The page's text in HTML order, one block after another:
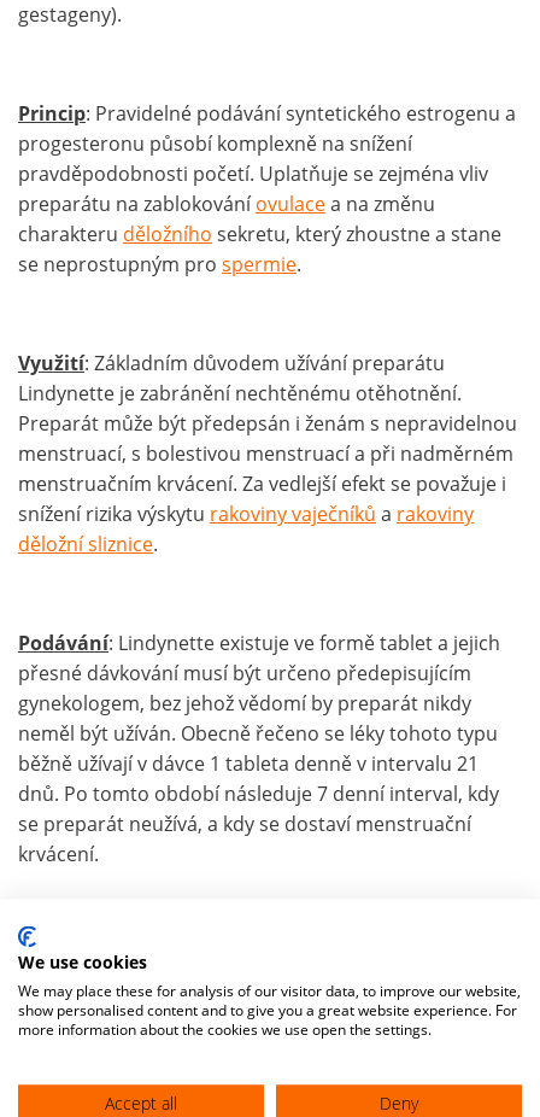
gestageny).
Princip: Pravidelné podávání syntetického estrogenu a
progesteronu působí komplexně na snížení
pravděpodobnosti početí. Uplatňuje se zejména vliv
preparátu na zablokováníovulacea na změnu
charakteru děložního sekretu, který zhoustne a stane
se neprostupným pro spermie.
Využití: Základním důvodem užívání preparátu
Lindynette je zabránění nechtěnému otěhotnění.
Preparát může být předepsán i ženám s nepravidelnou
menstruací, s bolestivou menstruací a při nadměrném
menstruačním krvácení. Za vedlejší efekt se považuje i
snížení rizika výskytu rakoviny vaječníků a rakoviny
děložní sliznice.
Podávání: Lindynette existuje ve formě tablet a jejich
přesné dávkování musí být určeno předepisujícím
gynekologem, bez jehož vědomí by preparát nikdy
neměl být užíván. Obecně řečeno se léky tohoto typu
běžně užívají v dávce 1 tableta denně v intervalu 21
dnů. Po tomto období následuje 7 denní interval, kdy
se preparát neužívá, a kdy se dostaví menstruační
krvácení.
Nevýhody: Hormonální antikoncepce může mít celou
řadu nevýhod a rizik, kterým je věnovántento článek. Z
pohledu internisty je nejzávažnějším rizikem uživatelek
hormonální antikoncepce nepochybněhluboká žilní
může být proto smrtelně nebezpečná prokuřačky
We use cookies
We may place these for analysis of our visitor data, to improve our website,
show personalised content and to give you a great website experience. For
more information about the cookies we use open the settings.
Accept all
Deny